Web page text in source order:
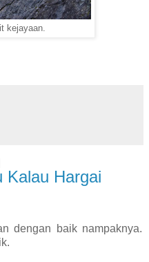
kejayaan.
Kalau Hargai
dengan baik nampaknya.